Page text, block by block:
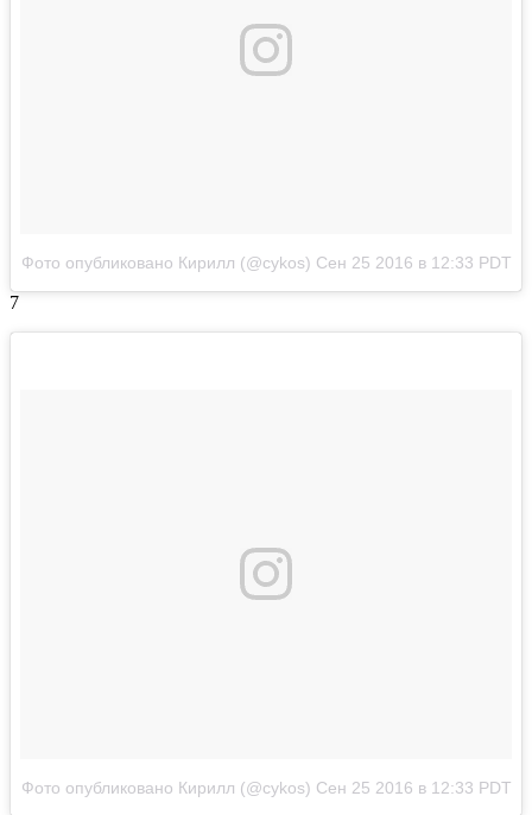
Фото опубликовано Кирилл (@cykos) Сен 25 2016 в 12:33 PDT
7
Фото опубликовано Кирилл (@cykos) Сен 25 2016 в 12:33 PDT